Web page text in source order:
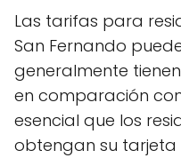
Las tarifas para
San Fernando
generalmente
en comparación
esencial que los
obtengan su